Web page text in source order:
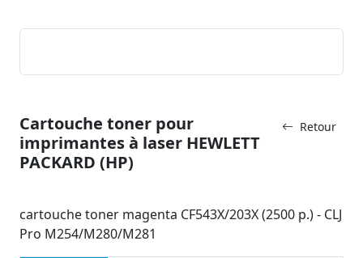
Retour
Cartouche toner pour
imprimantes à laser HEWLETT
PACKARD (HP)
cartouche toner magenta CF543X/203X (2500 p.) - CLJ
Pro M254/M280/M281